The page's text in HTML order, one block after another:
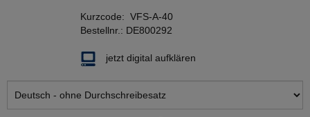
Kurzcode: VFS-A-40
Bestellnr.: DE800292
jetzt digital aufklären